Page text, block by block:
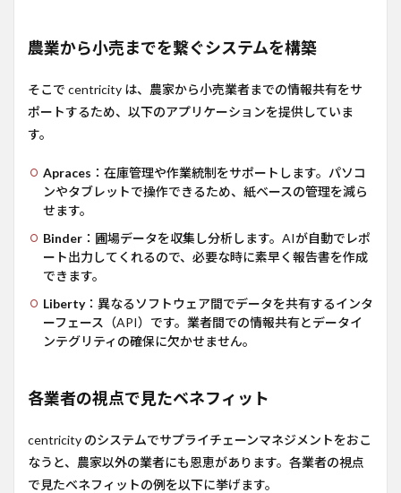
農業から小売までを繋ぐシステムを構築
そこで centricity は、農家から小売業者までの情報共有をサ
ポートするため、以下のアプリケーションを提供していま
す。
Apraces ：在庫管理や作業統制をサポートします。パソコ
ンやタブレットで操作できるため、紙ベースの管理を減ら
せます。
Binder ：圃場データを収集し分析します。AIが自動でレポ
ート出力してくれるので、必要な時に素早く報告書を作成
できます。
Liberty：異なるソフトウェア間でデータを共有するインタ
ーフェース（API）です。業者間での情報共有とデータイ
ンテグリティの確保に欠かせません。
各業者の視点で見たベネフィット
centricity のシステムでサプライチェーンマネジメントをおこ
なうと、農家以外の業者にも恩恵があります。各業者の視点
で見たベネフィットの例を以下に挙げます。